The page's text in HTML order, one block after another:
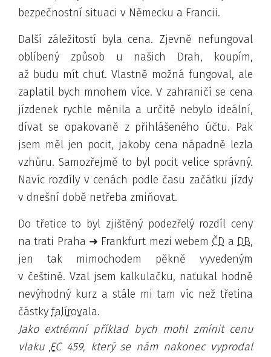
bezpečnostní situaci v Německu a Francii.
Další záležitostí byla cena. Zjevně nefungoval
oblíbený způsob u našich Drah, koupím,
až budu mít chuť. Vlastně možná fungoval, ale
zaplatil bych mnohem více. V zahraničí se cena
jízdenek rychle měnila a určitě nebylo ideální,
dívat se opakovaně z přihlášeného účtu. Pak
jsem měl jen pocit, jakoby cena nápadně lezla
vzhůru. Samozřejmě to byl pocit velice správný.
Navíc rozdíly v cenách podle času začátku jízdy
v dnešní době netřeba zmiňovat.
Do třetice to byl zjištěný podezřelý rozdíl ceny
na trati Praha ➜ Frankfurt mezi webem ČD a DB,
jen tak mimochodem pěkně vyvedeným
v češtině. Vzal jsem kalkulačku, naťukal hodně
nevýhodný kurz a stále mi tam víc než třetina
částky falírovala.
Jako extrémní příklad bych mohl zmínit cenu
vlaku EC459, který se nám nakonec vyprodal